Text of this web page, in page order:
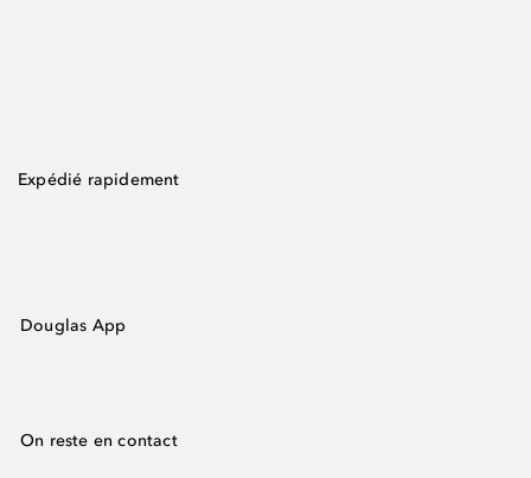
Expédié rapidement
Douglas App
On reste en contact